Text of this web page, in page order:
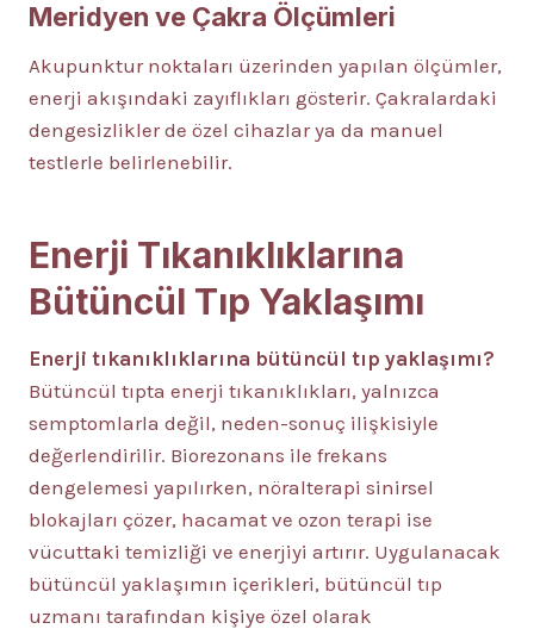
Meridyen ve Çakra Ölçümleri
Akupunktur noktaları üzerinden yapılan ölçümler,
enerji akışındaki zayıflıkları gösterir. Çakralardaki
dengesizlikler de özel cihazlar ya da manuel
testlerle belirlenebilir.
Enerji Tıkanıklıklarına
Bütüncül Tıp Yaklaşımı
Enerji tıkanıklıklarına bütüncül tıp yaklaşımı?
Bütüncül tıpta enerji tıkanıklıkları, yalnızca
semptomlarla değil, neden-sonuç ilişkisiyle
değerlendirilir. Biorezonans ile frekans
dengelemesi yapılırken, nöralterapi sinirsel
blokajları çözer, hacamat ve ozon terapi ise
vücuttaki temizliği ve enerjiyi artırır. Uygulanacak
bütüncül yaklaşımın içerikleri, bütüncül tıp
uzmanı tarafından kişiye özel olarak